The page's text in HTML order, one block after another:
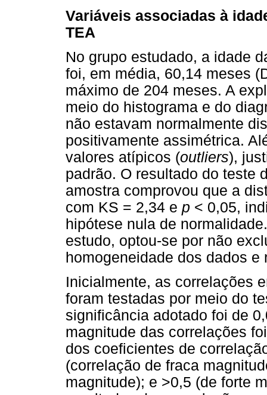
Variáveis associadas à
TEA
No grupo estudado, a idade
foi, em média, 60,14 meses
máximo de 204 meses. A
meio do histograma e do
não estavam normalmente
positivamente assimétrica.
valores atípicos (outliers),
padrão. O resultado do teste
amostra comprovou que a
com KS = 2,34 e p < 0,05,
hipótese nula de
estudo, optou-se por não
homogeneidade dos dados
Inicialmente, as correlações
foram testadas por meio do
significância adotado foi de
magnitude das correlações
dos coeficientes de
(correlação de fraca
magnitude); e >0,5 (de forte